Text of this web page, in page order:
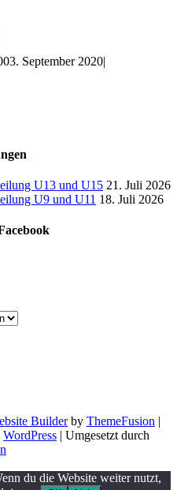
3. September 2020|
U13 und U15 21. Juli 2026
U9 und U11 18. Juli 2026
Builderby ThemeFusion
WordPress | Umgesetzt durch
du die Website weiter nutzt,